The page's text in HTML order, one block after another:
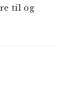
til og